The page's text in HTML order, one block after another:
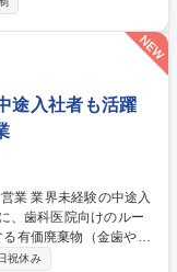
監査対応等 ■顧客によ
注が急増している最先端
途入社者も活躍
有価廃棄物（金歯や銀
は日々変動するため、
祝休み